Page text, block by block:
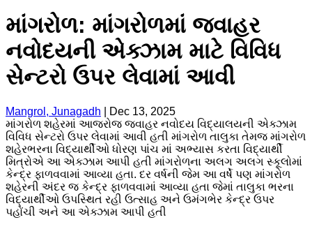
માંગરોળ: માંગરોળમાં જવાહર
નવોદયની એક્ઝામ માટે વિવિધ
સેન્ટરો ઉપર લેવામાં આવી
Mangrol, Junagadh
Dec 13, 2025
માંગરોળ શહેરમાં આજરોજ જવાહર નવોદય વિદ્યાલયની એક્ઝામ
વિવિધ સેન્ટરો ઉપર લેવામાં આવી હતી માંગરોળ તાલુકા તેમજ માંગરોળ
શહેરભરના વિદ્યાર્થીઓ ધોરણ પાંચ માં અભ્યાસ કરતા વિદ્યાર્થી
મિત્રોએ આ એક્ઝામ આપી હતી માંગરોળના અલગ અલગ સ્કૂલોમાં
કેન્દ્ર ફાળવવામાં આવ્યા હતા. દર વર્ષની જેમ આ વર્ષે પણ માંગરોળ
શહેરની અંદર જ કેન્દ્ર ફાળવવામાં આવ્યા હતા જેમાં તાલુકા ભરના
વિદ્યાર્થીઓ ઉપસ્થિત રહી ઉત્સાહ અને ઉમંગભેર કેન્દ્ર ઉપર
પહોંચી અને આ એક્ઝામ આપી હતી